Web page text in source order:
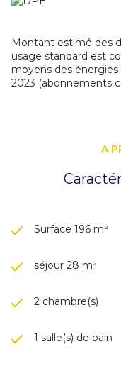
Montant estimé des
usage standard est
moyens des énergies
2023 (abonnements
A
Surface 196 m²
séjour 28 m²
2 chambre(s)
1 salle(s) de bain